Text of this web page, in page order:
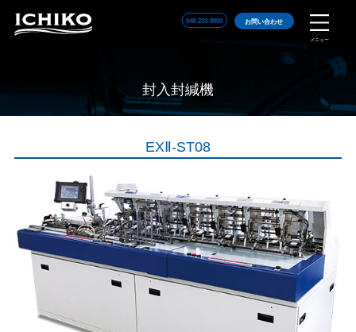
048-233-8900 お問い合わせ
メニュー
封入封緘機
EXⅡ-ST08